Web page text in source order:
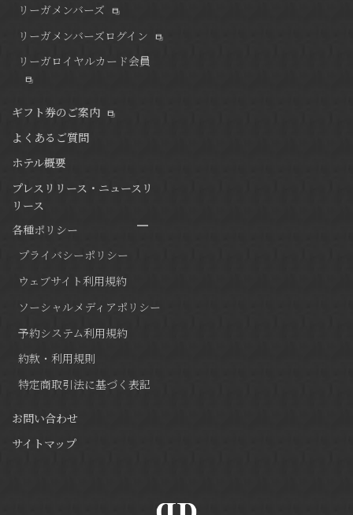
リーガメンバーズ
リーガメンバーズログイン
リーガロイヤルカード会員
ギフト券のご案内
よくあるご質問
ホテル概要
プレスリリース・ニュースリ
リース
各種ポリシー
プライバシーポリシー
ウェブサイト利用規約
ソーシャルメディアポリシー
予約システム利用規約
約款・利用規則
特定商取引法に基づく表記
お問い合わせ
サイトマップ